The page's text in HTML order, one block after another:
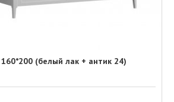
(белый лак + антик 24)